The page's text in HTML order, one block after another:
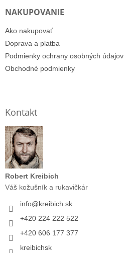
NAKUPOVANIE
Ako nakupovať
Doprava a platba
Podmienky ochrany osobných údajov
Obchodné podmienky
Kontakt
Robert Kreibich
Váš kožušník a rukavičkár
info@kreibich.sk
+420 224 222 522
+420 606 177 377
kreibichsk